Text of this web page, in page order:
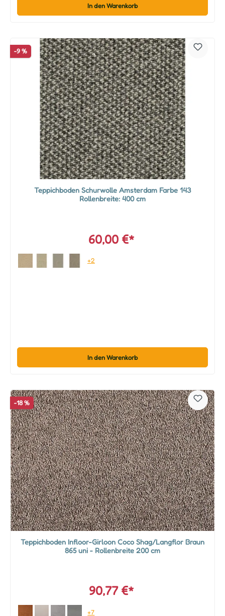
In den Warenkorb
-9 %
Teppichboden Schurwolle Amsterdam Farbe 143
Rollenbreite: 400 cm
60,00 €*
+2
In den Warenkorb
-18 %
Teppichboden Infloor-Girloon Coco Shag/Langflor Braun
865 uni - Rollenbreite 200 cm
90,77 €*
+7